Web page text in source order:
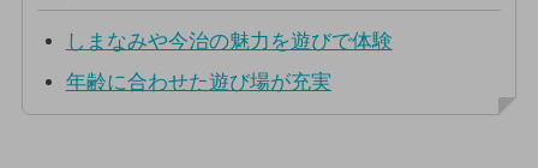
しまなみや今治の魅力を遊びで体験
年齢に合わせた遊び場が充実